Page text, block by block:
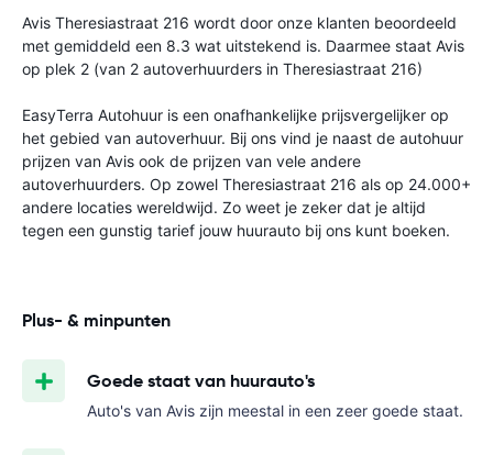
Avis Theresiastraat 216 wordt door onze klanten beoordeeld
met gemiddeld een 8.3 wat uitstekend is. Daarmee staat Avis
op plek 2 (van 2 autoverhuurders in Theresiastraat 216)
EasyTerra Autohuur is een onafhankelijke prijsvergelijker op
het gebied van autoverhuur. Bij ons vind je naast de autohuur
prijzen van Avis ook de prijzen van vele andere
autoverhuurders. Op zowel Theresiastraat 216 als op 24.000+
andere locaties wereldwijd. Zo weet je zeker dat je altijd
tegen een gunstig tarief jouw huurauto bij ons kunt boeken.
Plus- & minpunten
Goede staat van huurauto's
Auto's van Avis zijn meestal in een zeer goede staat.